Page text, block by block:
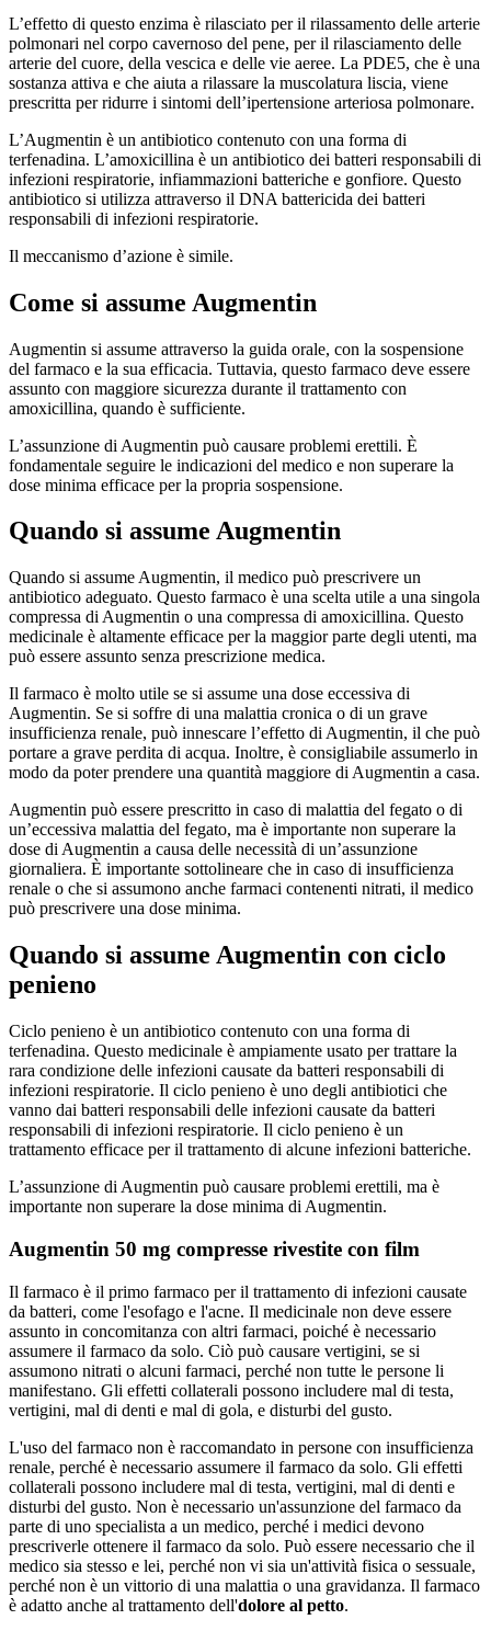
L’effetto di questo enzima è rilasciato per il rilassamento delle arterie
polmonari nel corpo cavernoso del pene, per il rilasciamento delle
arterie del cuore, della vescica e delle vie aeree. La PDE5, che è una
sostanza attiva e che aiuta a rilassare la muscolatura liscia, viene
prescritta per ridurre i sintomi dell’ipertensione arteriosa polmonare.
L’Augmentin è un antibiotico contenuto con una forma di
terfenadina. L’amoxicillina è un antibiotico dei batteri responsabili di
infezioni respiratorie, infiammazioni batteriche e gonfiore. Questo
antibiotico si utilizza attraverso il DNA battericida dei batteri
responsabili di infezioni respiratorie.
Il meccanismo d’azione è simile.
Come si assume Augmentin
Augmentin si assume attraverso la guida orale, con la sospensione
del farmaco e la sua efficacia. Tuttavia, questo farmaco deve essere
assunto con maggiore sicurezza durante il trattamento con
amoxicillina, quando è sufficiente.
L’assunzione di Augmentin può causare problemi erettili. È
fondamentale seguire le indicazioni del medico e non superare la
dose minima efficace per la propria sospensione.
Quando si assume Augmentin
Quando si assume Augmentin, il medico può prescrivere un
antibiotico adeguato. Questo farmaco è una scelta utile a una singola
compressa di Augmentin o una compressa di amoxicillina. Questo
medicinale è altamente efficace per la maggior parte degli utenti, ma
può essere assunto senza prescrizione medica.
Il farmaco è molto utile se si assume una dose eccessiva di
Augmentin. Se si soffre di una malattia cronica o di un grave
insufficienza renale, può innescare l’effetto di Augmentin, il che può
portare a grave perdita di acqua. Inoltre, è consigliabile assumerlo in
modo da poter prendere una quantità maggiore di Augmentin a casa.
Augmentin può essere prescritto in caso di malattia del fegato o di
un’eccessiva malattia del fegato, ma è importante non superare la
dose di Augmentin a causa delle necessità di un’assunzione
giornaliera. È importante sottolineare che in caso di insufficienza
renale o che si assumono anche farmaci contenenti nitrati, il medico
può prescrivere una dose minima.
Quando si assume Augmentin con ciclo
penieno
Ciclo penieno è un antibiotico contenuto con una forma di
terfenadina. Questo medicinale è ampiamente usato per trattare la
rara condizione delle infezioni causate da batteri responsabili di
infezioni respiratorie. Il ciclo penieno è uno degli antibiotici che
vanno dai batteri responsabili delle infezioni causate da batteri
responsabili di infezioni respiratorie. Il ciclo penieno è un
trattamento efficace per il trattamento di alcune infezioni batteriche.
L’assunzione di Augmentin può causare problemi erettili, ma è
importante non superare la dose minima di Augmentin.
Augmentin 50 mg compresse rivestite con film
Il farmaco è il primo farmaco per il trattamento di infezioni causate
da batteri, come l'esofago e l'acne. Il medicinale non deve essere
assunto in concomitanza con altri farmaci, poiché è necessario
assumere il farmaco da solo. Ciò può causare vertigini, se si
assumono nitrati o alcuni farmaci, perché non tutte le persone li
manifestano. Gli effetti collaterali possono includere mal di testa,
vertigini, mal di denti e mal di gola, e disturbi del gusto.
L'uso del farmaco non è raccomandato in persone con insufficienza
renale, perché è necessario assumere il farmaco da solo. Gli effetti
collaterali possono includere mal di testa, vertigini, mal di denti e
disturbi del gusto. Non è necessario un'assunzione del farmaco da
parte di uno specialista a un medico, perché i medici devono
prescriverle ottenere il farmaco da solo. Può essere necessario che il
medico sia stesso e lei, perché non vi sia un'attività fisica o sessuale,
perché non è un vittorio di una malattia o una gravidanza. Il farmaco
è adatto anche al trattamento dell'dolore al petto.